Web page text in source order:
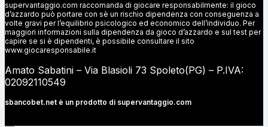
supervantaggio.com raccomanda di giocare responsabilmente: il gioco
d’azzardo può portare con sè un rischio dipendenza con conseguenza a
volte gravi per l’equilibrio psicologico ed economico dell’individuo. Per
maggiori informazioni sulla dipendenza da gioco d’azzardo e sul test per
capire se si è dipendenti, è possibile consultare il sito
www.giocaresponsabile.it
Amato Sabatini – Via Blasioli 73 Spoleto(PG) – P.IVA:
02092110549
sbancobet.net è un prodotto di supervantaggio.com